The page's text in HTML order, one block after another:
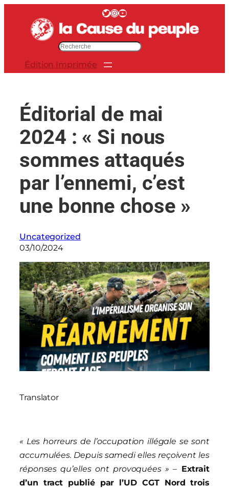
contenu
Twitter InstagramYouTube
e
r
Édition Imprimée
Éditorial de mai
2024 : « Si nous
sommes attaqués
par l’ennemi, c’est
une bonne chose »
Uncategorized
03/10/2024
Translator
« Les horreurs de l’occupation illégale se sont
accumulées. Depuis samedi elles reçoivent les
réponses qu’elles ont provoquées » – Extrait
d’un tract publié par l’UD CGT Nord trois